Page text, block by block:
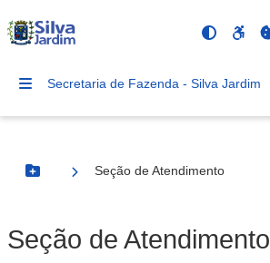
Secretaria de Fazenda - Silva Jardim
Botão Menu
Seção de Atendimento
Seção de Atendimento